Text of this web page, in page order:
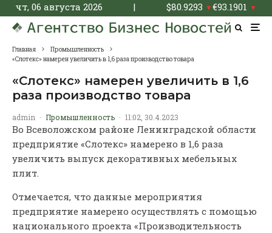
чт, 06 августа 2026 | $80.9293 ▼€93.1901 ▼
Главная
Промышленность
«Слотекс» намерен увеличить в 1,6 раза производство товара
«Слотекс» намерен увеличить в 1,6
раза производство товара
admin · Промышленность · 11:02, 30.4.2023
Во Всеволожском районе Ленинградской области
предприятие «Слотекс» намерено в 1,6 раза
увеличить выпуск декоративных мебельных
плит.
Отмечается, что данные мероприятия
предприятие намерено осуществлять с помощью
национального проекта «Производительность